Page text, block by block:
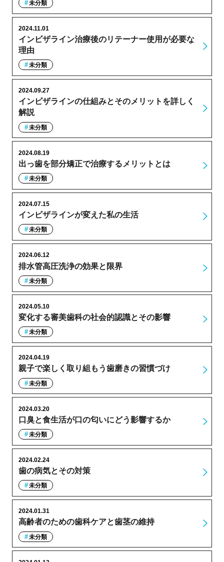
未分類
インビザライン治療後のリテーナー使用が必要な
理由
2024.11.01
未分類
インビザラインの仕組みとそのメリットを詳しく
解説
2024.09.27
未分類
出っ歯を部分矯正で治療するメリットとは
2024.08.19
未分類
インビザラインが変えた私の生活
2024.07.15
未分類
排水管高圧洗浄の効果と限界
2024.06.12
未分類
変化する審美歯科の社会的認識とその影響
2024.05.10
未分類
親子で楽しく取り組もう歯磨きの習慣づけ
2024.04.19
未分類
口臭と食生活が口の匂いにどう影響するか
2024.03.20
未分類
歯の病気とその対策
2024.02.24
未分類
高齢者のための歯科ケアと歯茎の維持
2024.01.31
未分類